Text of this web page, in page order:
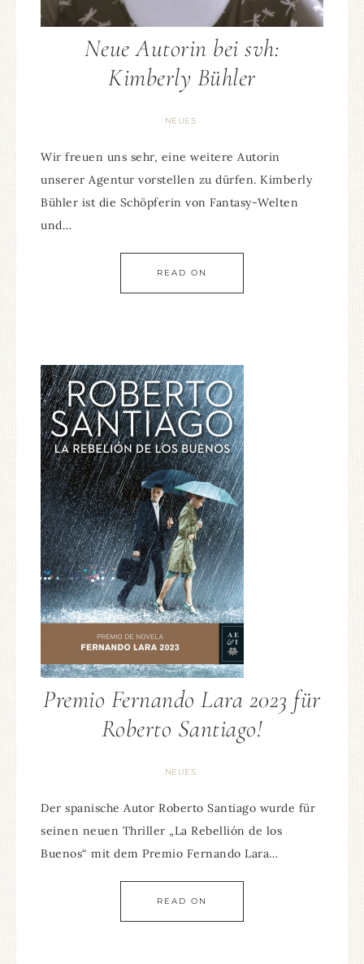
Neue Autorin bei svh:
Kimberly Bühler
NEUES
Wir freuen uns sehr, eine weitere Autorin
unserer Agentur vorstellen zu dürfen. Kimberly
Bühler ist die Schöpferin von Fantasy-Welten
und…
READ ON
Premio Fernando Lara 2023 für
Roberto Santiago!
NEUES
Der spanische Autor Roberto Santiago wurde für
seinen neuen Thriller „La Rebellión de los
Buenos“ mit dem Premio Fernando Lara…
READ ON